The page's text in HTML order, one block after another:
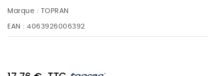
Marque : TOPRAN
EAN : 4063926006392